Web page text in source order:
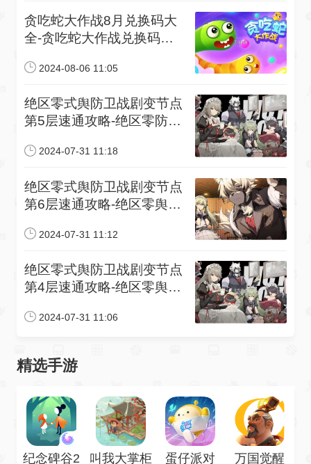
贪吃蛇大作战8月兑换码大
全-贪吃蛇大作战兑换码是
2024-08-06 11:05
绝区零式舆防卫战剧变节点
第5层速通攻略-绝区零防卫
2024-07-31 11:18
绝区零式舆防卫战剧变节点
第6层速通攻略-绝区零舆式
2024-07-31 11:12
绝区零式舆防卫战剧变节点
第4层速通攻略-绝区零舆式
2024-07-31 11:06
精选手游
纪念碑谷2 叫我大掌柜 蛋仔派对 万国觉醒